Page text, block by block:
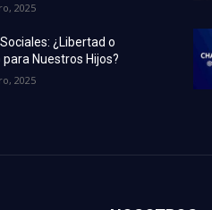
2025
¿Libertad o
para Nuestros Hijos?
2025